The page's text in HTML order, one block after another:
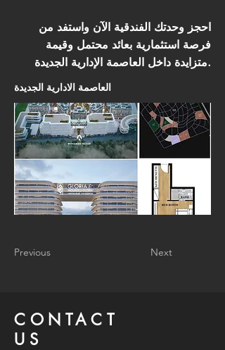
احجز وحدتك الفندقية الآن واستفد من
فرصة استثمارية بعائد محتمل وقيمة
متزايدة داخل العاصمة الإدارية الجديدة.
العاصمة الادارية الجديدة
Previous Next
CONTACT
US